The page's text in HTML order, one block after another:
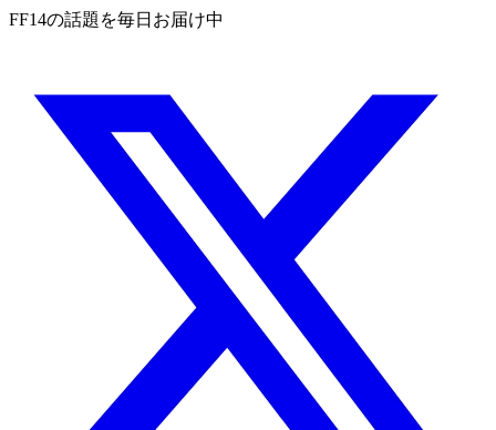
FF14の話題を毎日お届け中